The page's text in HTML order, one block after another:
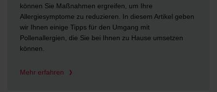
können Sie Maßnahmen ergreifen, um Ihre
Allergiesymptome zu reduzieren. In diesem Artikel geben
wir Ihnen einige Tipps für den Umgang mit
Pollenallergien, die Sie bei Ihnen zu Hause umsetzen
können.
Mehr erfahren